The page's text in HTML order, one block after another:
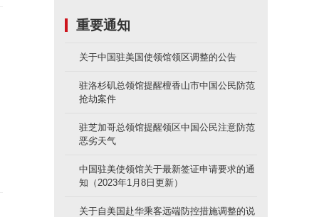
重要通知
关于中国驻美国使领馆领区调整的公告
驻洛杉矶总领馆提醒檀香山市中国公民防范
抢劫案件
驻芝加哥总领馆提醒领区中国公民注意防范
恶劣天气
中国驻美使领馆关于最新签证申请要求的通
知（2023年1月8日更新）
关于自美国赴华乘客远端防控措施调整的说